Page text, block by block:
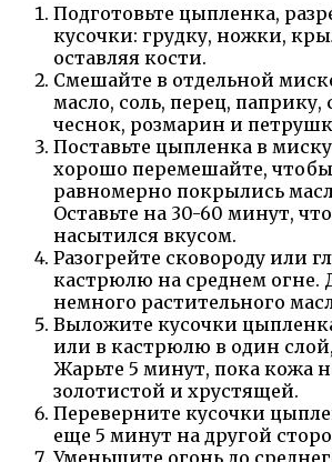
Подготовьте цыпленка,
кусочки: грудку, ножки,
оставляя кости.
Смешайте в отдельной
масло, соль, перец, паприку,
чеснок, розмарин и
Поставьте цыпленка в
хорошо перемешайте,
равномерно покрылись
Оставьте на 30-60 минут,
насытился вкусом.
Разогрейте сковороду или
кастрюлю на среднем огне.
немного растительного
Выложите кусочки
или в кастрюлю в один
Жарьте 5 минут, пока кожа
золотистой и хрустящей.
Переверните кусочки
еще 5 минут на другой
Уменьшите огонь до